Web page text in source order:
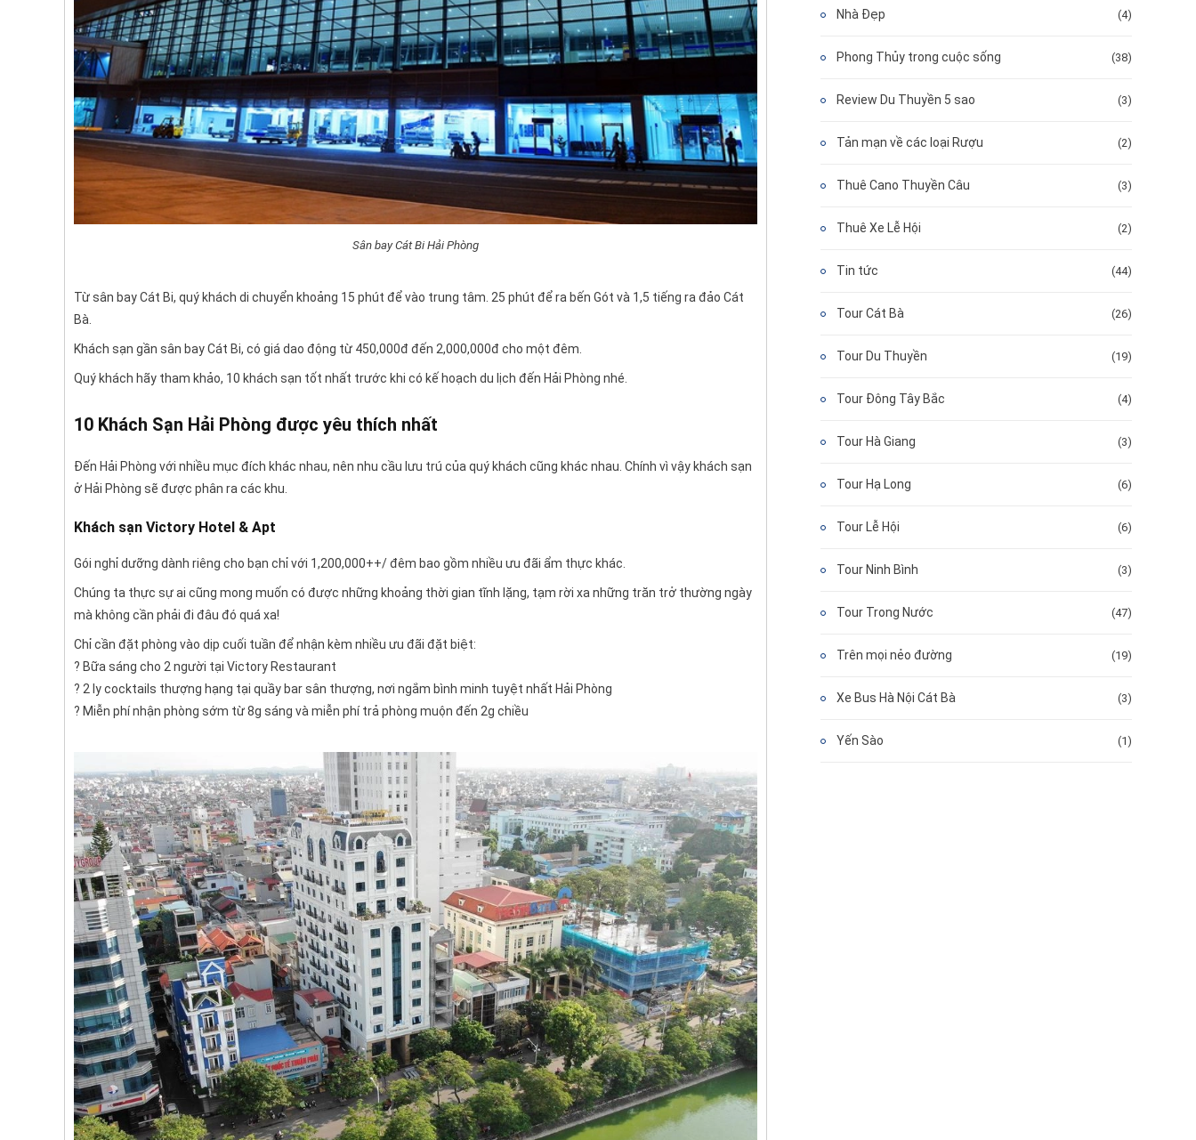
Sân bay Cát Bi Hải Phòng
Từ sân bay Cát Bi, quý khách di chuyển khoảng 15 phút để vào trung tâm. 25 phút để ra bến Gót và 1,5 tiếng ra đảo Cát
Bà.
Khách sạn gần sân bay Cát Bi, có giá dao động từ 450,000đ đến 2,000,000đ cho một đêm.
Quý khách hãy tham khảo, 10 khách sạn tốt nhất trước khi có kế hoạch du lịch đến Hải Phòng nhé.
10 Khách Sạn Hải Phòng được yêu thích nhất
Đến Hải Phòng với nhiều mục đích khác nhau, nên nhu cầu lưu trú của quý khách cũng khác nhau. Chính vì vậy khách sạn
ở Hải Phòng sẽ được phân ra các khu.
Khách sạn Victory Hotel & Apt
Gói nghỉ dưỡng dành riêng cho bạn chỉ với 1,200,000++/ đêm bao gồm nhiều ưu đãi ẩm thực khác.
Chúng ta thực sự ai cũng mong muốn có được những khoảng thời gian tĩnh lặng, tạm rời xa những trăn trở thường ngày
mà không cần phải đi đâu đó quá xa!
Chỉ cần đặt phòng vào dịp cuối tuần để nhận kèm nhiều ưu đãi đặt biệt:
? Bữa sáng cho 2 người tại Victory Restaurant
? 2 ly cocktails thượng hạng tại quầy bar sân thượng, nơi ngắm bình minh tuyệt nhất Hải Phòng
? Miễn phí nhận phòng sớm từ 8g sáng và miễn phí trả phòng muộn đến 2g chiều
Nhà Đẹp (4)
Phong Thủy trong cuộc sống (38)
Review Du Thuyền 5 sao (3)
Tản mạn về các loại Rượu (2)
Thuê Cano Thuyền Câu (3)
Thuê Xe Lễ Hội (2)
Tin tức (44)
Tour Cát Bà (26)
Tour Du Thuyền (19)
Tour Đông Tây Bắc (4)
Tour Hà Giang (3)
Tour Hạ Long (6)
Tour Lễ Hội (6)
Tour Ninh Bình (3)
Tour Trong Nước (47)
Trên mọi nẻo đường (19)
Xe Bus Hà Nội Cát Bà (3)
Yến Sào (1)